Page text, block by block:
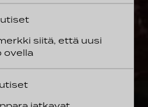
siitä, että uusi
jatkavat